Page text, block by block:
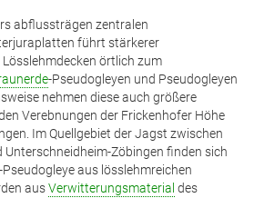
abflussträgen zentralen
führt stärkerer
örtlich zum
-Pseudogleyen und Pseudogleyen
nehmen diese auch größere
Verebnungen der Frickenhofer Höhe
Im Quellgebiet der Jagst zwischen
Unterschneidheim-Zöbingen finden sich
aus lösslehmreichen
ausVerwitterungsmaterial des